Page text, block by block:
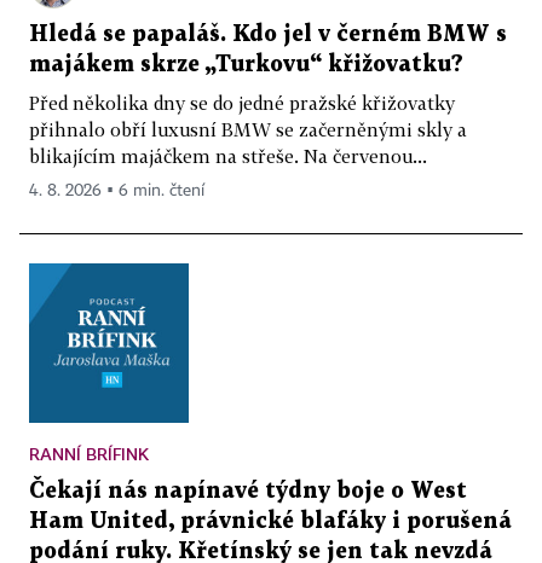
Hledá se papaláš. Kdo jel v černém BMW s
majákem skrze „Turkovu“ křižovatku?
Před několika dny se do jedné pražské křižovatky
přihnalo obří luxusní BMW se začerněnými skly a
blikajícím majáčkem na střeše. Na červenou...
4. 8. 2026 ▪ 6 min. čtení
RANNÍ BRÍFINK
Čekají nás napínavé týdny boje o West
Ham United, právnické blafáky i porušená
podání ruky. Křetínský se jen tak nevzdá